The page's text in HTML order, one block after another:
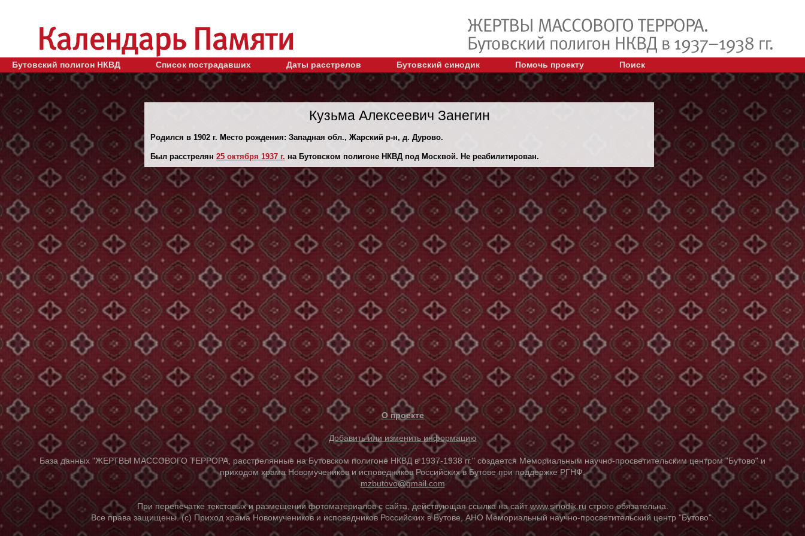
Бутовский полигон НКВД Список пострадавших Даты расстрелов Бутовский синодик Помочь проекту Поиск
Кузьма Алексеевич Занегин
Родился в 1902 г. Место рождения: Западная обл., Жарский р-н, д. Дурово.
Был расстрелян 25 октября 1937 г. на Бутовском полигоне НКВД под Москвой. Не реабилитирован.
О проекте
Добавить или изменить информацию
База данных "ЖЕРТВЫ МАССОВОГО ТЕРРОРА, расстрелянные на Бутовском полигоне НКВД в 1937-1938 гг." создается Мемориальным научно-просветительским центром "Бутово" и
приходом храма Новомучеников и исповедников Российских в Бутове при поддержке РГНФ.
mzbutovo@gmail.com
При перепечатке текстовых и размещении фотоматериалов с сайта, действующая ссылка на сайтwww.sinodik.ru строго обязательна.
Все права защищены. (с) Приход храма Новомучеников и исповедников Российских в Бутове, АНО Мемориальный научно-просветительский центр "Бутово".